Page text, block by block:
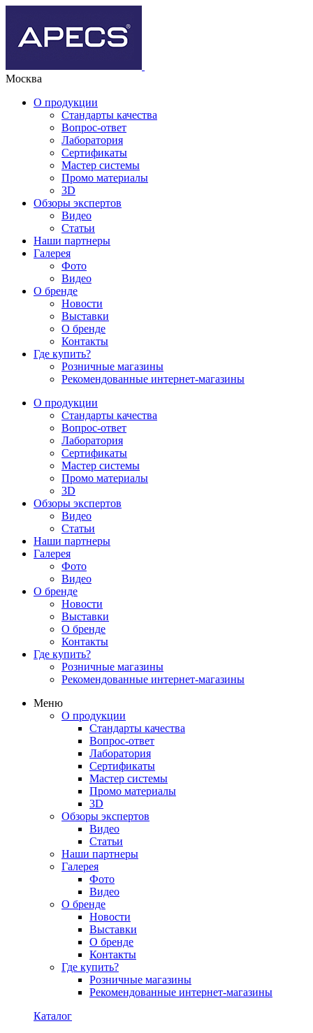
Москва
О продукции
Стандарты качества
Вопрос-ответ
Лаборатория
Сертификаты
Мастер системы
Промо материалы
3D
Обзоры экспертов
Видео
Статьи
Наши партнеры
Галерея
Фото
Видео
О бренде
Новости
Выставки
О бренде
Контакты
Где купить?
Розничные магазины
Рекомендованные интернет-магазины
О продукции
Стандарты качества
Вопрос-ответ
Лаборатория
Сертификаты
Мастер системы
Промо материалы
3D
Обзоры экспертов
Видео
Статьи
Наши партнеры
Галерея
Фото
Видео
О бренде
Новости
Выставки
О бренде
Контакты
Где купить?
Розничные магазины
Рекомендованные интернет-магазины
Меню
О продукции
Стандарты качества
Вопрос-ответ
Лаборатория
Сертификаты
Мастер системы
Промо материалы
3D
Обзоры экспертов
Видео
Статьи
Наши партнеры
Галерея
Фото
Видео
О бренде
Новости
Выставки
О бренде
Контакты
Где купить?
Розничные магазины
Рекомендованные интернет-магазины
Каталог